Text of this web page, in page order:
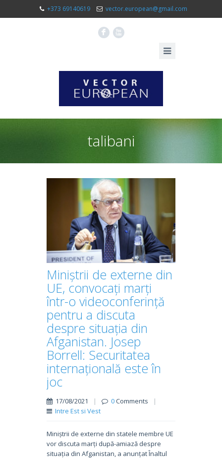
+373 69140619 vector.european@gmail.com
F X
talibani
Miniștrii de externe din
UE, convocați marți
într-o videoconferință
pentru a discuta
despre situația din
Afganistan. Josep
Borrell: Securitatea
internațională este în
joc
17/08/2021 | 0Comments
|
Intre Est si Vest
Miniștrii de externe din statele membre UE
vor discuta marți după-amiază despre
situația din Afganistan, a anunțat Înaltul